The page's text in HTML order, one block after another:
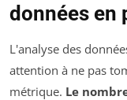
données en
L'analyse des
attention à ne pas
métrique. Le